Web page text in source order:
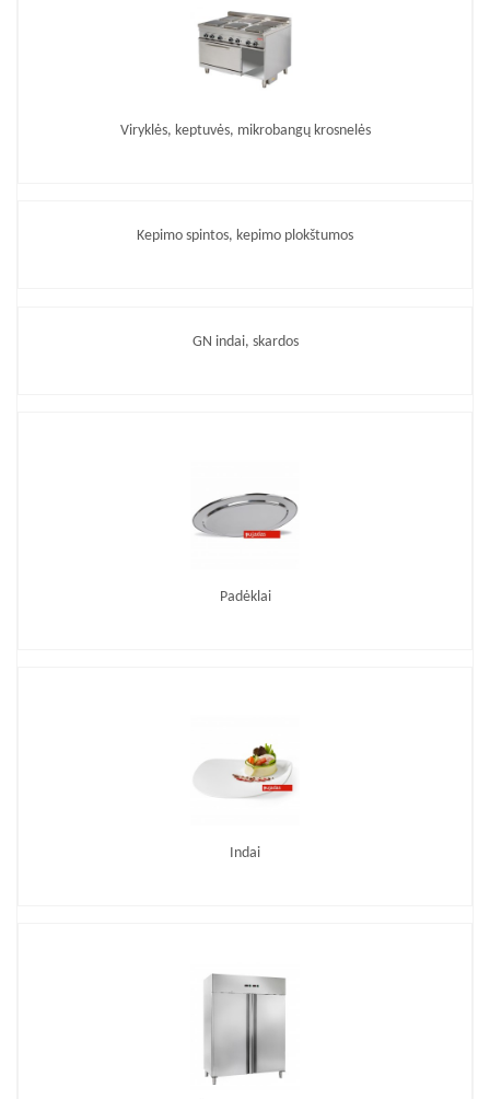
Viryklės, keptuvės, mikrobangų krosnelės
Kepimo spintos, kepimo plokštumos
GN indai, skardos
Padėklai
Indai